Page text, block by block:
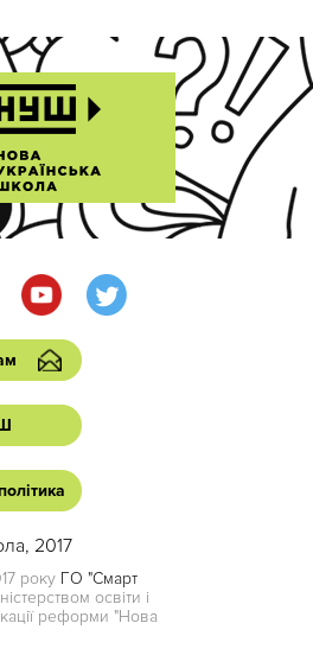
2017
року ГО "Смарт
освіти і
реформи "Нова